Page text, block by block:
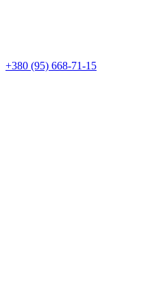
+380 (95) 668-71-15